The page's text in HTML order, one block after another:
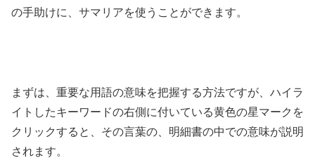
の手助けに、サマリアを使うことができます。
まずは、重要な用語の意味を把握する方法ですが、ハイラ
イトしたキーワードの右側に付いている黄色の星マークを
クリックすると、その言葉の、明細書の中での意味が説明
されます。